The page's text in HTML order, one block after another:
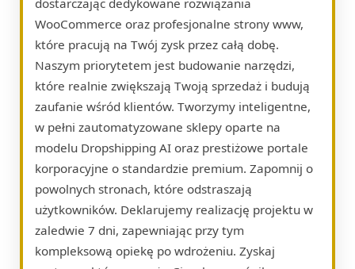
WooCommerce oraz profesjonalne strony www,
które pracują na Twój zysk przez całą dobę.
Naszym priorytetem jest budowanie narzędzi,
które realnie zwiększają Twoją sprzedaż i budują
zaufanie wśród klientów. Tworzymy inteligentne,
w pełni zautomatyzowane sklepy oparte na
modelu Dropshipping AI oraz prestiżowe portale
korporacyjne o standardzie premium. Zapomnij o
powolnych stronach, które odstraszają
użytkowników. Deklarujemy realizację projektu w
zaledwie 7 dni, zapewniając przy tym
kompleksową opiekę po wdrożeniu. Zyskaj